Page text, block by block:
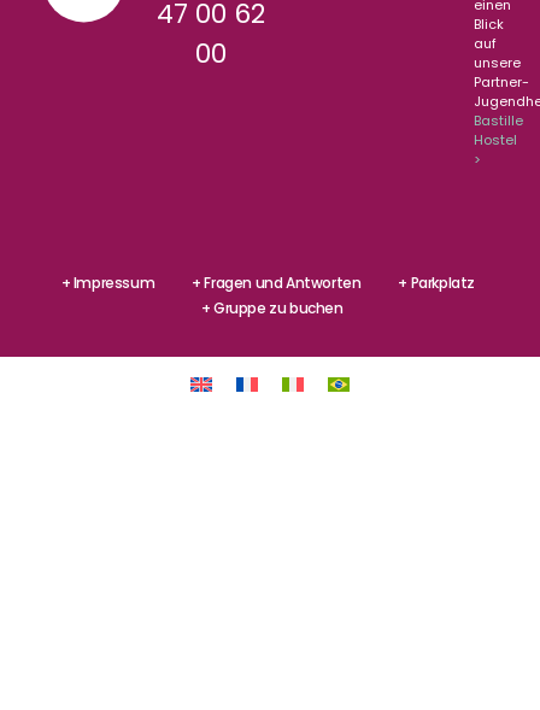
47 00 62
00
einen
Blick
auf
unsere
Partner-
Bastille
Hostel
>
+ Impressum + Fragen und Antworten
+ Parkplatz
+ Gruppe zu buchen